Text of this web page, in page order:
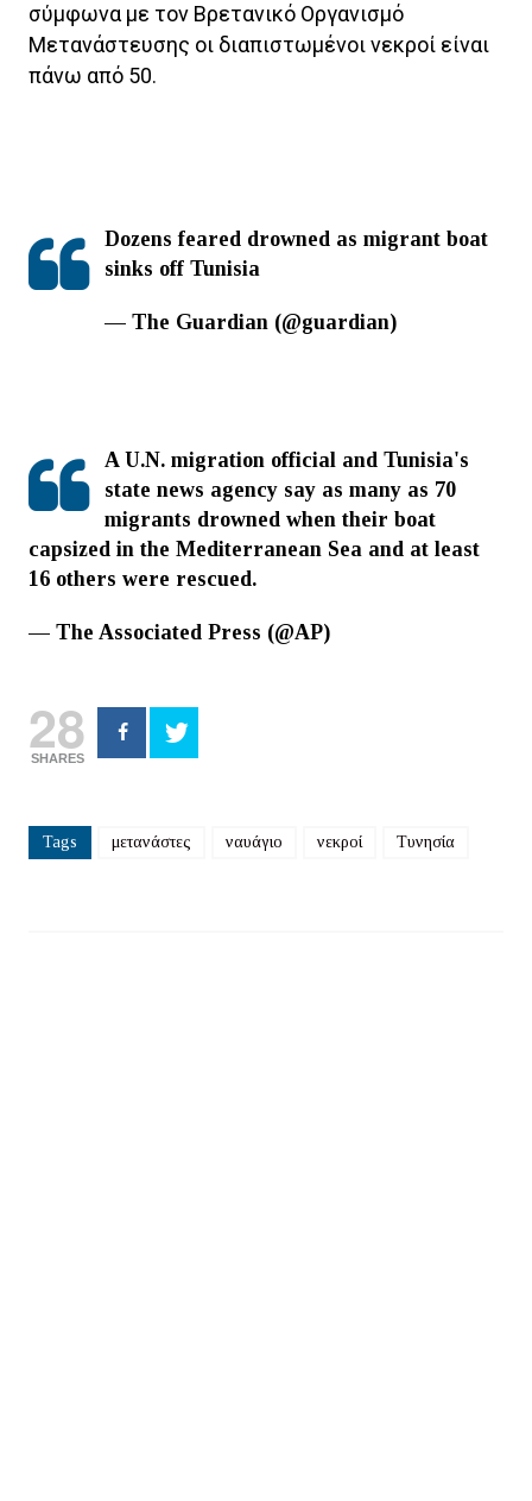
σύμφωνα με τον Βρετανικό Οργανισμό
Μετανάστευσης οι διαπιστωμένοι νεκροί είναι
πάνω από 50.
Dozens feared drowned as migrant boat
sinks off Tunisia
— The Guardian (@guardian)
A U.N. migration official and Tunisia's
state news agency say as many as 70
migrants drowned when their boat
capsized in the Mediterranean Sea and at least
16 others were rescued.
— The Associated Press (@AP)
28
SHARES
Tags μετανάστες ναυάγιο νεκροί Τυνησία